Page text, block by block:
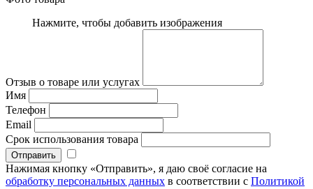
Нажмите, чтобы добавить изображения
Отзыв о товаре или услугах
Имя
Телефон
Email
Срок использования товара
Нажимая кнопку «Отправить», я даю своё согласие на
обработку персональных данных в соответствии с Политикой